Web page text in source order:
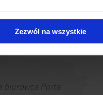
Zezwól na wszystkie
biurowca Porta